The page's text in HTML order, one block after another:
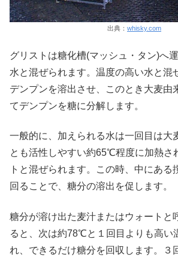
出典： whisky.com
グリストは糖化槽(マッシュ・タン)へ
水と混ぜられます。温度の高い水と混
デンプンを溶出させ、このとき大麦由
てデンプンを糖に分解します。
一般的に、加えられる水は一回目は大
とも活性しやすい約65℃程度に加熱さ
トと混ぜられます。この時、中にある
回ることで、糖分の溶出を促します。
糖分が溶け出た麦汁またはウォートと
ると、次は約78℃と１回目よりも高い
れ、できるだけ糖分を回収します。３